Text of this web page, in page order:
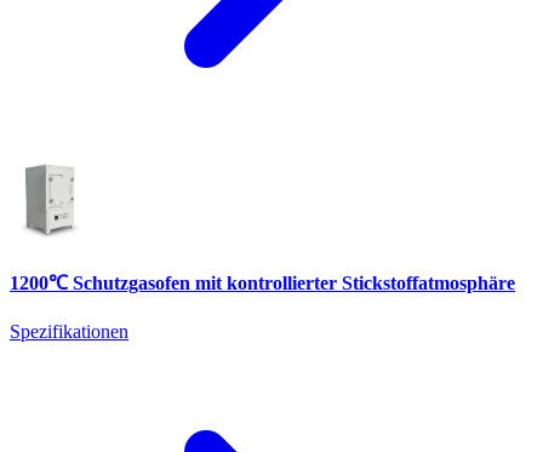
1200℃ Schutzgasofen mit kontrollierter Stickstoffatmosphäre
Spezifikationen